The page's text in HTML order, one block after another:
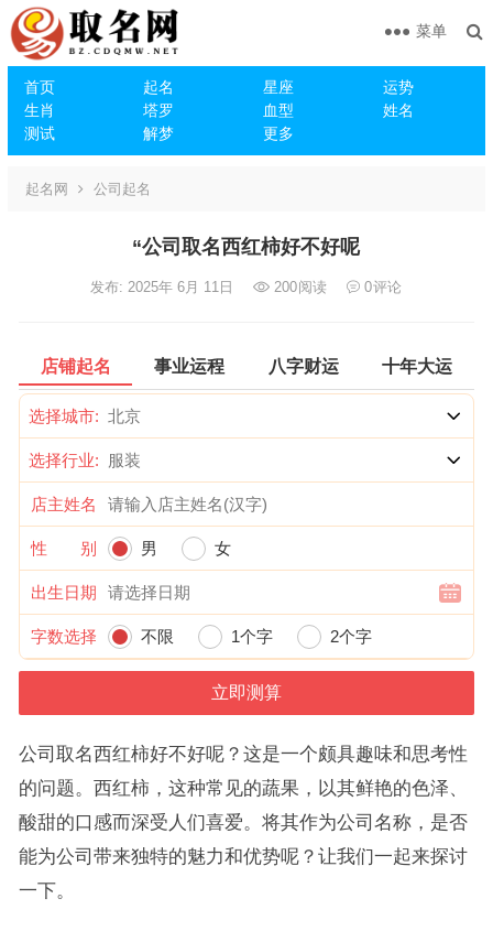
首页 起名 星座
运势
生肖
塔罗 血型
姓名
测试
解梦 更多
菜单
起名网 公司起名
“公司取名西红柿好不好呢
发布: 2025年 6月 11日 200阅读 0评论
店铺起名 事业运程 八字财运 十年大运
选择城市:
选择行业:
店主姓名
性 别 男 女
出生日期
字数选择 不限 1个字 2个字
公司取名西红柿好不好呢？这是一个颇具趣味和思考性
的问题。西红柿，这种常见的蔬果，以其鲜艳的色泽、
酸甜的口感而深受人们喜爱。将其作为公司名称，是否
能为公司带来独特的魅力和优势呢？让我们一起来探讨
一下。